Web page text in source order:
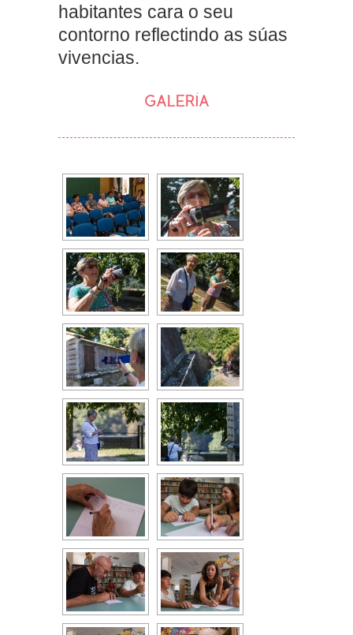
habitantes cara o seu
contorno reflectindo as súas
vivencias.
GALERÍA